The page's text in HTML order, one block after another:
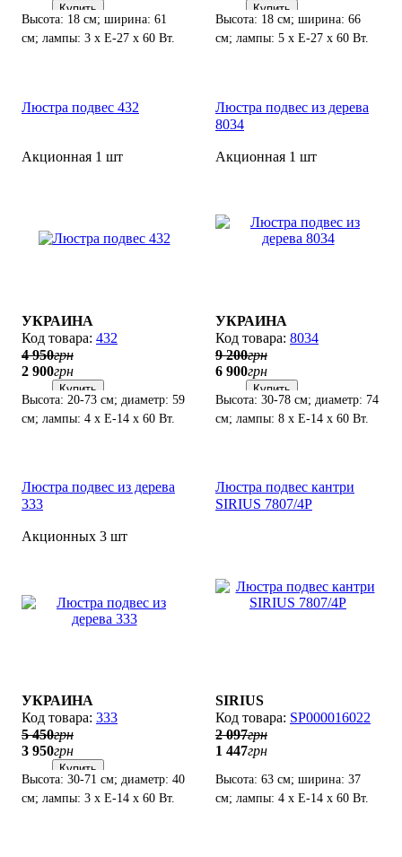
Купить
Высота: 18 см; ширина: 61
см; лампы: 3 х Е-27 х 60 Вт.
Купить
Высота: 18 см; ширина: 66
см; лампы: 5 х Е-27 х 60 Вт.
Люстра подвес 432
Акционная 1 шт
УКРАИНА
432
4 950грн
2 900грн
Купить
Высота: 20-73 см; диаметр: 59
см; лампы: 4 х Е-14 х 60 Вт.
Люстра подвес из дерева
8034
Акционная 1 шт
УКРАИНА
8034
9 200грн
6 900грн
Купить
Высота: 30-78 см; диаметр: 74
см; лампы: 8 х Е-14 х 60 Вт.
Люстра подвес из дерева
333
Акционных 3 шт
УКРАИНА
333
5 450грн
3 950грн
Купить
Высота: 30-71 см; диаметр: 40
см; лампы: 3 х Е-14 х 60 Вт.
Люстра подвес кантри
SIRIUS 7807/4P
SIRIUS
SP000016022
2 097грн
1 447грн
Высота: 63 см; ширина: 37
см; лампы: 4 х Е-14 х 60 Вт.